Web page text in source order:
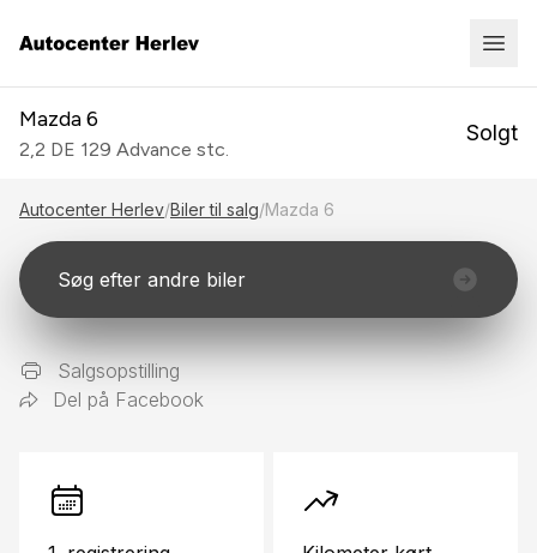
Mazda 6
2,2 DE 129 Advance stc.
Solgt
Autocenter Herlev/Biler til salg/Mazda 6
Søg efter andre biler
Salgsopstilling
Del på Facebook